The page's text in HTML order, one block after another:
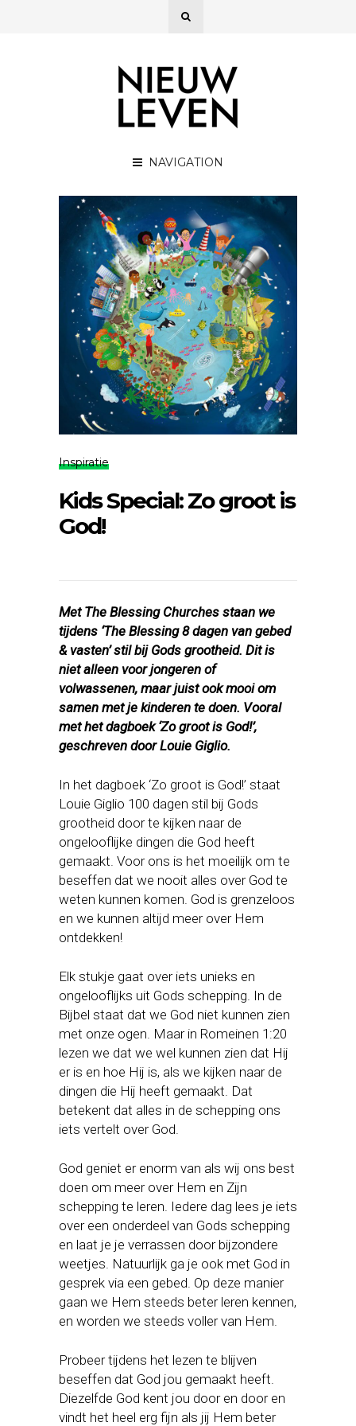
NAVIGATION
Inspiratie
Kids Special: Zo groot is
God!
Met The Blessing Churches staan we
tijdens ‘The Blessing 8 dagen van gebed
& vasten’ stil bij Gods grootheid. Dit is
niet alleen voor jongeren of
volwassenen, maar juist ook mooi om
samen met je kinderen te doen. Vooral
met het dagboek ‘Zo groot is God!’,
geschreven door Louie Giglio.
In het dagboek ‘Zo groot is God!’ staat
Louie Giglio 100 dagen stil bij Gods
grootheid door te kijken naar de
ongelooflijke dingen die God heeft
gemaakt. Voor ons is het moeilijk om te
beseffen dat we nooit alles over God te
weten kunnen komen. God is grenzeloos
en we kunnen altijd meer over Hem
ontdekken!
Elk stukje gaat over iets unieks en
ongelooflijks uit Gods schepping. In de
Bijbel staat dat we God niet kunnen zien
met onze ogen. Maar in Romeinen 1:20
lezen we dat we wel kunnen zien dat Hij
er is en hoe Hij is, als we kijken naar de
dingen die Hij heeft gemaakt. Dat
betekent dat alles in de schepping ons
iets vertelt over God.
God geniet er enorm van als wij ons best
doen om meer over Hem en Zijn
schepping te leren. Iedere dag lees je iets
over een onderdeel van Gods schepping
en laat je je verrassen door bijzondere
weetjes. Natuurlijk ga je ook met God in
gesprek via een gebed. Op deze manier
gaan we Hem steeds beter leren kennen,
en worden we steeds voller van Hem.
Probeer tijdens het lezen te blijven
beseffen dat God jou gemaakt heeft.
Diezelfde God kent jou door en door en
vindt het heel erg fijn als jij Hem beter